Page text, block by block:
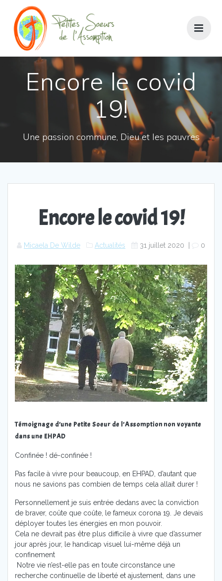
contenu
Encore le covid
19!
Une passion commune, Dieu et les pauvres
Encore le covid 19!
Micaela De Wilde Actualités 31 juillet 2020 0
Témoignage d’une Petite Soeur de l’Assomption non voyante
dans une EHPAD
Confinée ! dé-confinée !
Pas facile à vivre pour beaucoup, en EHPAD, d’autant que
nous ne savions pas combien de temps cela allait durer !
Personnellement je suis entrée dedans avec la conviction
de braver, coûte que coûte, le fameux corona 19. Je devais
déployer toutes les énergies en mon pouvoir.
Cela ne devrait pas être plus difficile à vivre que d’assumer
jour après jour, le handicap visuel lui-même déjà un
confinement
Notre vie n’est-elle pas en toute circonstance une
recherche continuelle de liberté et ajustement, dans une